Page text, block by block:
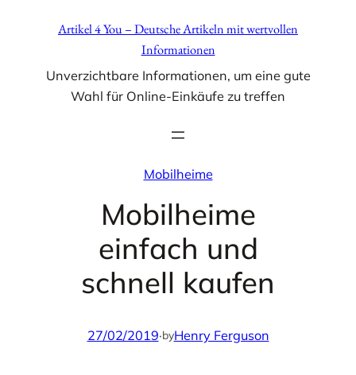
Artikel 4 You – Deutsche Artikeln mit wertvollen
Informationen
Unverzichtbare Informationen, um eine gute
Wahl für Online-Einkäufe zu treffen
Mobilheime
Mobilheime
einfach und
schnell kaufen
27/02/2019·byHenry Ferguson